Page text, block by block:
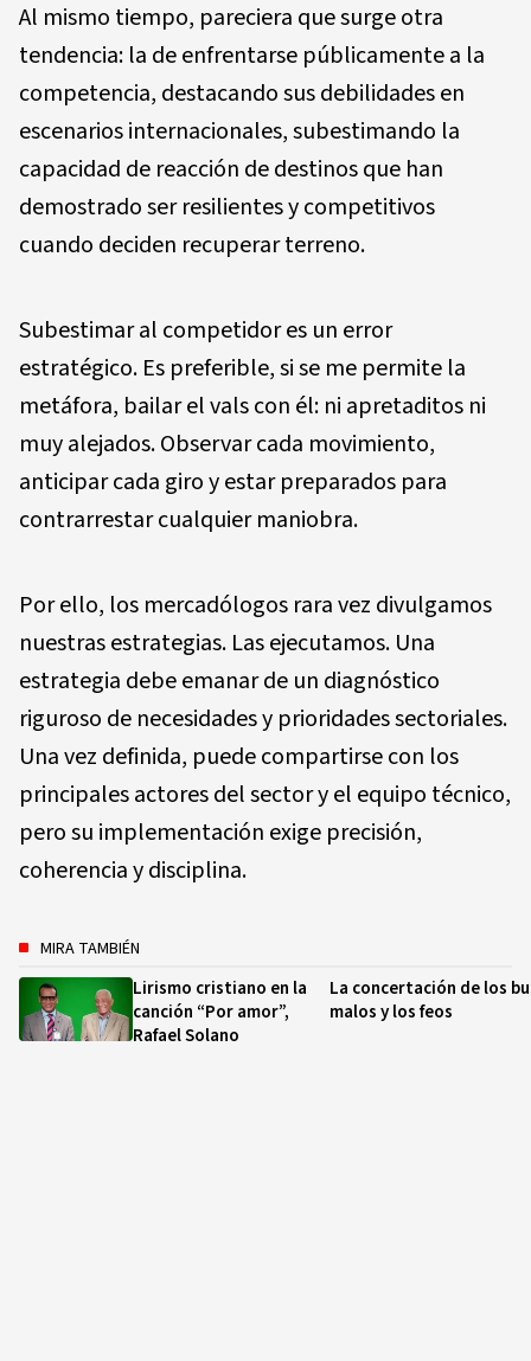
Al mismo tiempo, pareciera que surge otra
tendencia: la de enfrentarse públicamente a la
competencia, destacando sus debilidades en
escenarios internacionales, subestimando la
capacidad de reacción de destinos que han
demostrado ser resilientes y competitivos
cuando deciden recuperar terreno.
Subestimar al competidor es un error
estratégico. Es preferible, si se me permite la
metáfora, bailar el vals con él: ni apretaditos ni
muy alejados. Observar cada movimiento,
anticipar cada giro y estar preparados para
contrarrestar cualquier maniobra.
Por ello, los mercadólogos rara vez divulgamos
nuestras estrategias. Las ejecutamos. Una
estrategia debe emanar de un diagnóstico
riguroso de necesidades y prioridades sectoriales.
Una vez definida, puede compartirse con los
principales actores del sector y el equipo técnico,
pero su implementación exige precisión,
coherencia y disciplina.
MIRA TAMBIÉN
Lirismo cristiano en la
canción “Por amor”,
Rafael Solano
La concertación de los
malos y los feos